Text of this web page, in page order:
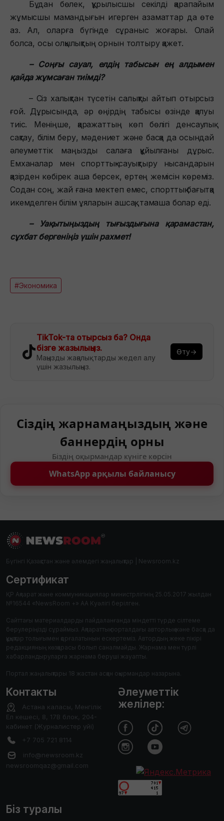
Бұдан бөлек, құрылысшы секілді қарапайым
жұмысшы мамандығын игерген азаматтар да өте
аз. Ал, оларға бүгінде сұраныс жоғары. Олай
болса, осы олқылықтың орнын толтыру қажет.
– Соңғы сауал, елдің табысын ең алдымен
қайда жұмсаған тиімді?
– Сіз халықтан түсетін салықты айтып отырсыз
ғой. Дұрысында, әр өңірдің табысы өзінде қалуы
тиіс. Меніңше, қаражаттың көп бөлігі денсаулық
сақтау, білім беру, мәдениет және басқа да осындай
әлеуметтік маңызды салаға құйылғаны дұрыс.
Емханалар мен спорттық-сауықтыру нысандарын
қазірден көбірек аша берсек, ертең жемісін көреміз.
Содан соң, жай ғана мектеп емес, спорттық бағытқа
икемделген білім ұяларын ашсақ, тамаша болар еді.
– Уақытыңыздың тығыздығына қарамастан,
сұхбат бергеніңіз үшін рахмет!
#Экономика
TikTok-та отырсыз ба? Онда
бізге жазылыңыз.
Маңызды жаңалықтарды жедел алу
үшін жазылыңыз.
Өту→
Сіздің жарнамаңыздың және
баннердің орны
Біздің оқырмандар күніге көрсін
WhatsApp арқылы байланысу
Бүгінгі Қазақстан және әлемдегі жаңалықтар | Newsroom.kz
Сертификат
ҚР Ақпарат және коммуникациялар министрлігінің 25.05.2017 жылдан
№16544 «NewsRoom +» АА Куәлігі берілген.
Сайттағы материалдарды пайдаланғанда міндетті түрде сілтеме
берулеріңізді сұраймыз. Ақпараттық порталдағы авторлық және басқа да
құқықтар толығымен қорғалатынын ескертеміз. Автордың жеке пікірі
редакцияның көзқарасы болып саналмайды. Жарнама мен түрлі
хабарландыруларға жарнама беруші жауапты.
Портал жаңалықтары 18 жастан асқан оқырмандар назарына.
Контакты
Астана каласы, Менгілік
Ел кешесі, 8, 17В блок, 204-
кабинет (Журналистер уйі)
+7 705 721 8114
info@newsroom.kz
newsroomqaz@gmail.com
Біз туралы
Әлеуметтік
желілер: